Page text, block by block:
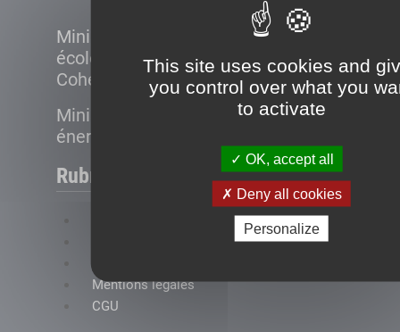
This site uses cookies and
you control over what you
to activate
OK, accept all
Deny all cookies
Personalize
Ministère de la Transition
écologique et de la
Cohésion des territoires
Ministère de la Transition
énergétique
Rubriques
Mentions légales
CGU